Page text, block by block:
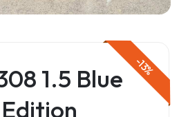
-13%
1.5 Blue